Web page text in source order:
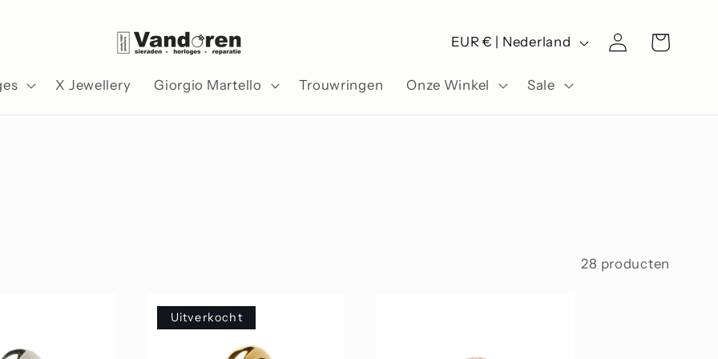
X Jewellery Giorgio Martello Trouwringen Onze Winkel Sale
L
n
EUR € | Nederland InloggenWinkelwagen
28 producten
Uitverkocht